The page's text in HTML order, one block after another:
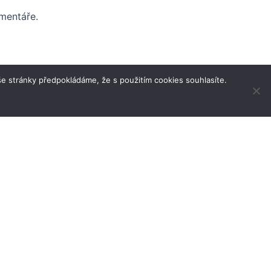
stránky předpokládáme, že s použitím cookies souhlasíte.